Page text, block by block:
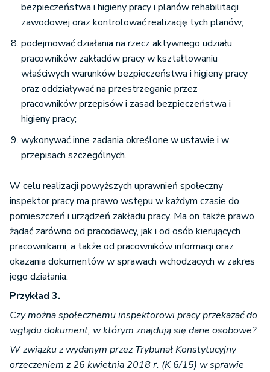
bezpieczeństwa i higieny pracy i planów rehabilitacji
zawodowej oraz kontrolować realizację tych planów;
podejmować działania na rzecz aktywnego udziału
pracowników zakładów pracy w kształtowaniu
właściwych warunków bezpieczeństwa i higieny pracy
oraz oddziaływać na przestrzeganie przez
pracowników przepisów i zasad bezpieczeństwa i
higieny pracy;
wykonywać inne zadania określone w ustawie i w
przepisach szczególnych.
W celu realizacji powyższych uprawnień społeczny
inspektor pracy ma prawo wstępu w każdym czasie do
pomieszczeń i urządzeń zakładu pracy. Ma on także prawo
żądać zarówno od pracodawcy, jak i od osób kierujących
pracownikami, a także od pracowników informacji oraz
okazania dokumentów w sprawach wchodzących w zakres
jego działania.
Przykład 3.
Czy można społecznemu inspektorowi pracy przekazać do
wglądu dokument, w którym znajdują się dane osobowe?
W związku z wydanym przez Trybunał Konstytucyjny
orzeczeniem z 26 kwietnia 2018 r. (K 6/15) w sprawie